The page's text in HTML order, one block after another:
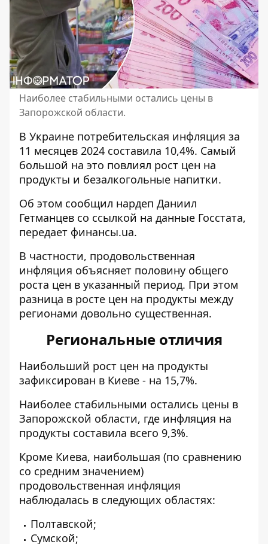
Наиболее стабильными остались цены в
Запорожской области.
В Украине потребительская инфляция за
11 месяцев 2024 составила 10,4%. Самый
большой на это повлиял рост цен на
продукты и безалкогольные напитки.
Об этом сообщил нардеп Даниил
Гетманцев со ссылкой на данные Госстата,
передает финансы.ua.
В частности, продовольственная
инфляция объясняет половину общего
роста цен в указанный период. При этом
разница в росте цен на продукты между
регионами довольно существенная.
Региональные отличия
Наибольший рост цен на продукты
зафиксирован в Киеве - на 15,7%.
Наиболее стабильными остались цены в
Запорожской области, где инфляция на
продукты составила всего 9,3%.
Кроме Киева, наибольшая (по сравнению
со средним значением)
продовольственная инфляция
наблюдалась в следующих областях:
Полтавской;
Сумской;